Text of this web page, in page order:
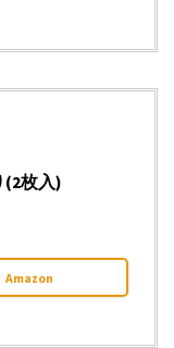
(2枚入)
Amazon